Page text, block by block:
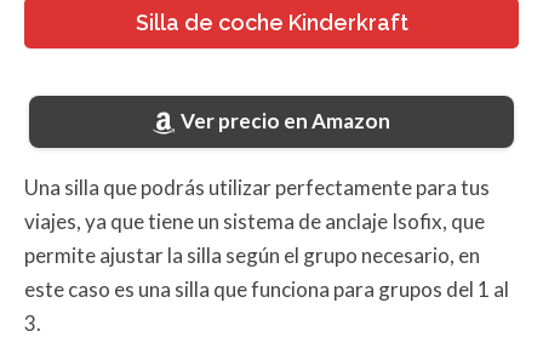
Silla de coche Kinderkraft
Ver precio en Amazon
Una silla que podrás utilizar perfectamente para tus
viajes, ya que tiene un sistema de anclaje Isofix, que
permite ajustar la silla según el grupo necesario, en
este caso es una silla que funciona para grupos del 1 al
3.